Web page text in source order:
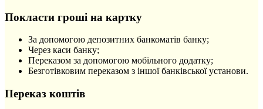
Покласти гроші на картку
За допомогою депозитних банкоматів банку;
Через каси банку;
Переказом за допомогою мобільного додатку;
Безготівковим переказом з іншої банківської установи.
Переказ коштів